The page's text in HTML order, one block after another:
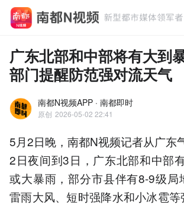
广东北部和中部将有大到
部门提醒防范强对流天气
南都N视频APP · 南都即时
原创 2026-05-02 22:41
5月2日晚，南都N视频记者从广东
2日夜间到3日，广东北部和中部
或大暴雨，部分市县伴有8-9级局
雷雨大风、短时强降水和小冰雹